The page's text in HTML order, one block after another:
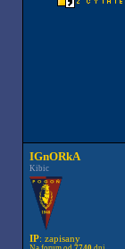
IGnORkA
Kibic
IP: zapisany